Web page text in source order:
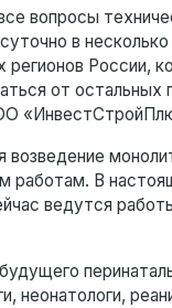
вопросы
в
регионов России,
от остальных
возведение
работам. В
ведутся
неонатологи,